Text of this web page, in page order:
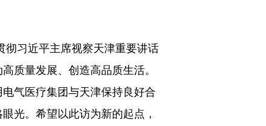
习近平主席视察天津重要讲话
质量发展、创造高品质生活。
气医疗集团与天津保持良好合
光。希望以此访为新的起点，